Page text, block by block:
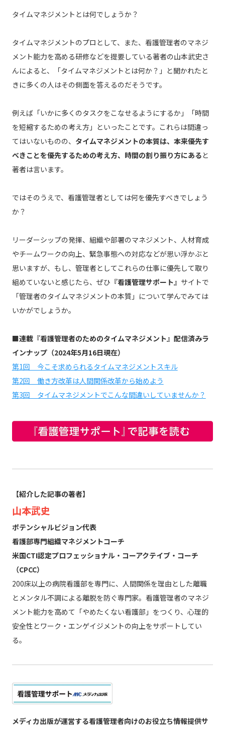
タイムマネジメントとは何でしょうか？
タイムマネジメントのプロとして、また、看護管理者のマネジ
メント能力を高める研修などを提要している著者の山本武史さ
んによると、「タイムマネジメントとは何か？」と聞かれたと
きに多くの人はその側面を答えるのだそうです。
例えば「いかに多くのタスクをこなせるようにするか」「時間
を短縮するための考え方」といったことです。これらは間違っ
てはいないものの、 タイムマネジメントの本質は、本来優先す
べきことを優先するための考え方、時間の割り振り方にあると
著者は言います。
ではそのうえで、看護管理者としては何を優先すべきでしょう
か？
リーダーシップの発揮、組織や部署のマネジメント、人材育成
やチームワークの向上、緊急事態への対応などが思い浮かぶと
思いますが、もし、管理者としてこれらの仕事に優先して取り
組めていないと感じたら、ぜひ 『看護管理サポート』 サイトで
「管理者のタイムマネジメントの本質」について学んでみては
いかがでしょうか。
■連載『看護管理者のためのタイムマネジメント』配信済みラ
インナップ（2024年5月16日現在）
第1回 今こそ求められるタイムマネジメントスキル
第2回 働き方改革は人間関係改革から始めよう
第3回 タイムマネジメントでこんな間違いしていませんか？
【紹介した記事の著者】
山本武史
ポテンシャルビジョン代表
看護部専門組織マネジメントコーチ
米国CTI認定プロフェッショナル・コーアクテイブ・コーチ
（CPCC）
200床以上の病院看護部を専門に、人間関係を理由とした離職
とメンタル不調による離脱を防ぐ専門家。看護管理者のマネジ
メント能力を高めて「やめたくない看護部」をつくり、心理的
安全性とワーク・エンゲイジメントの向上をサポートしてい
る。
メディカ出版が運営する看護管理者向けのお役立ち情報提供サ